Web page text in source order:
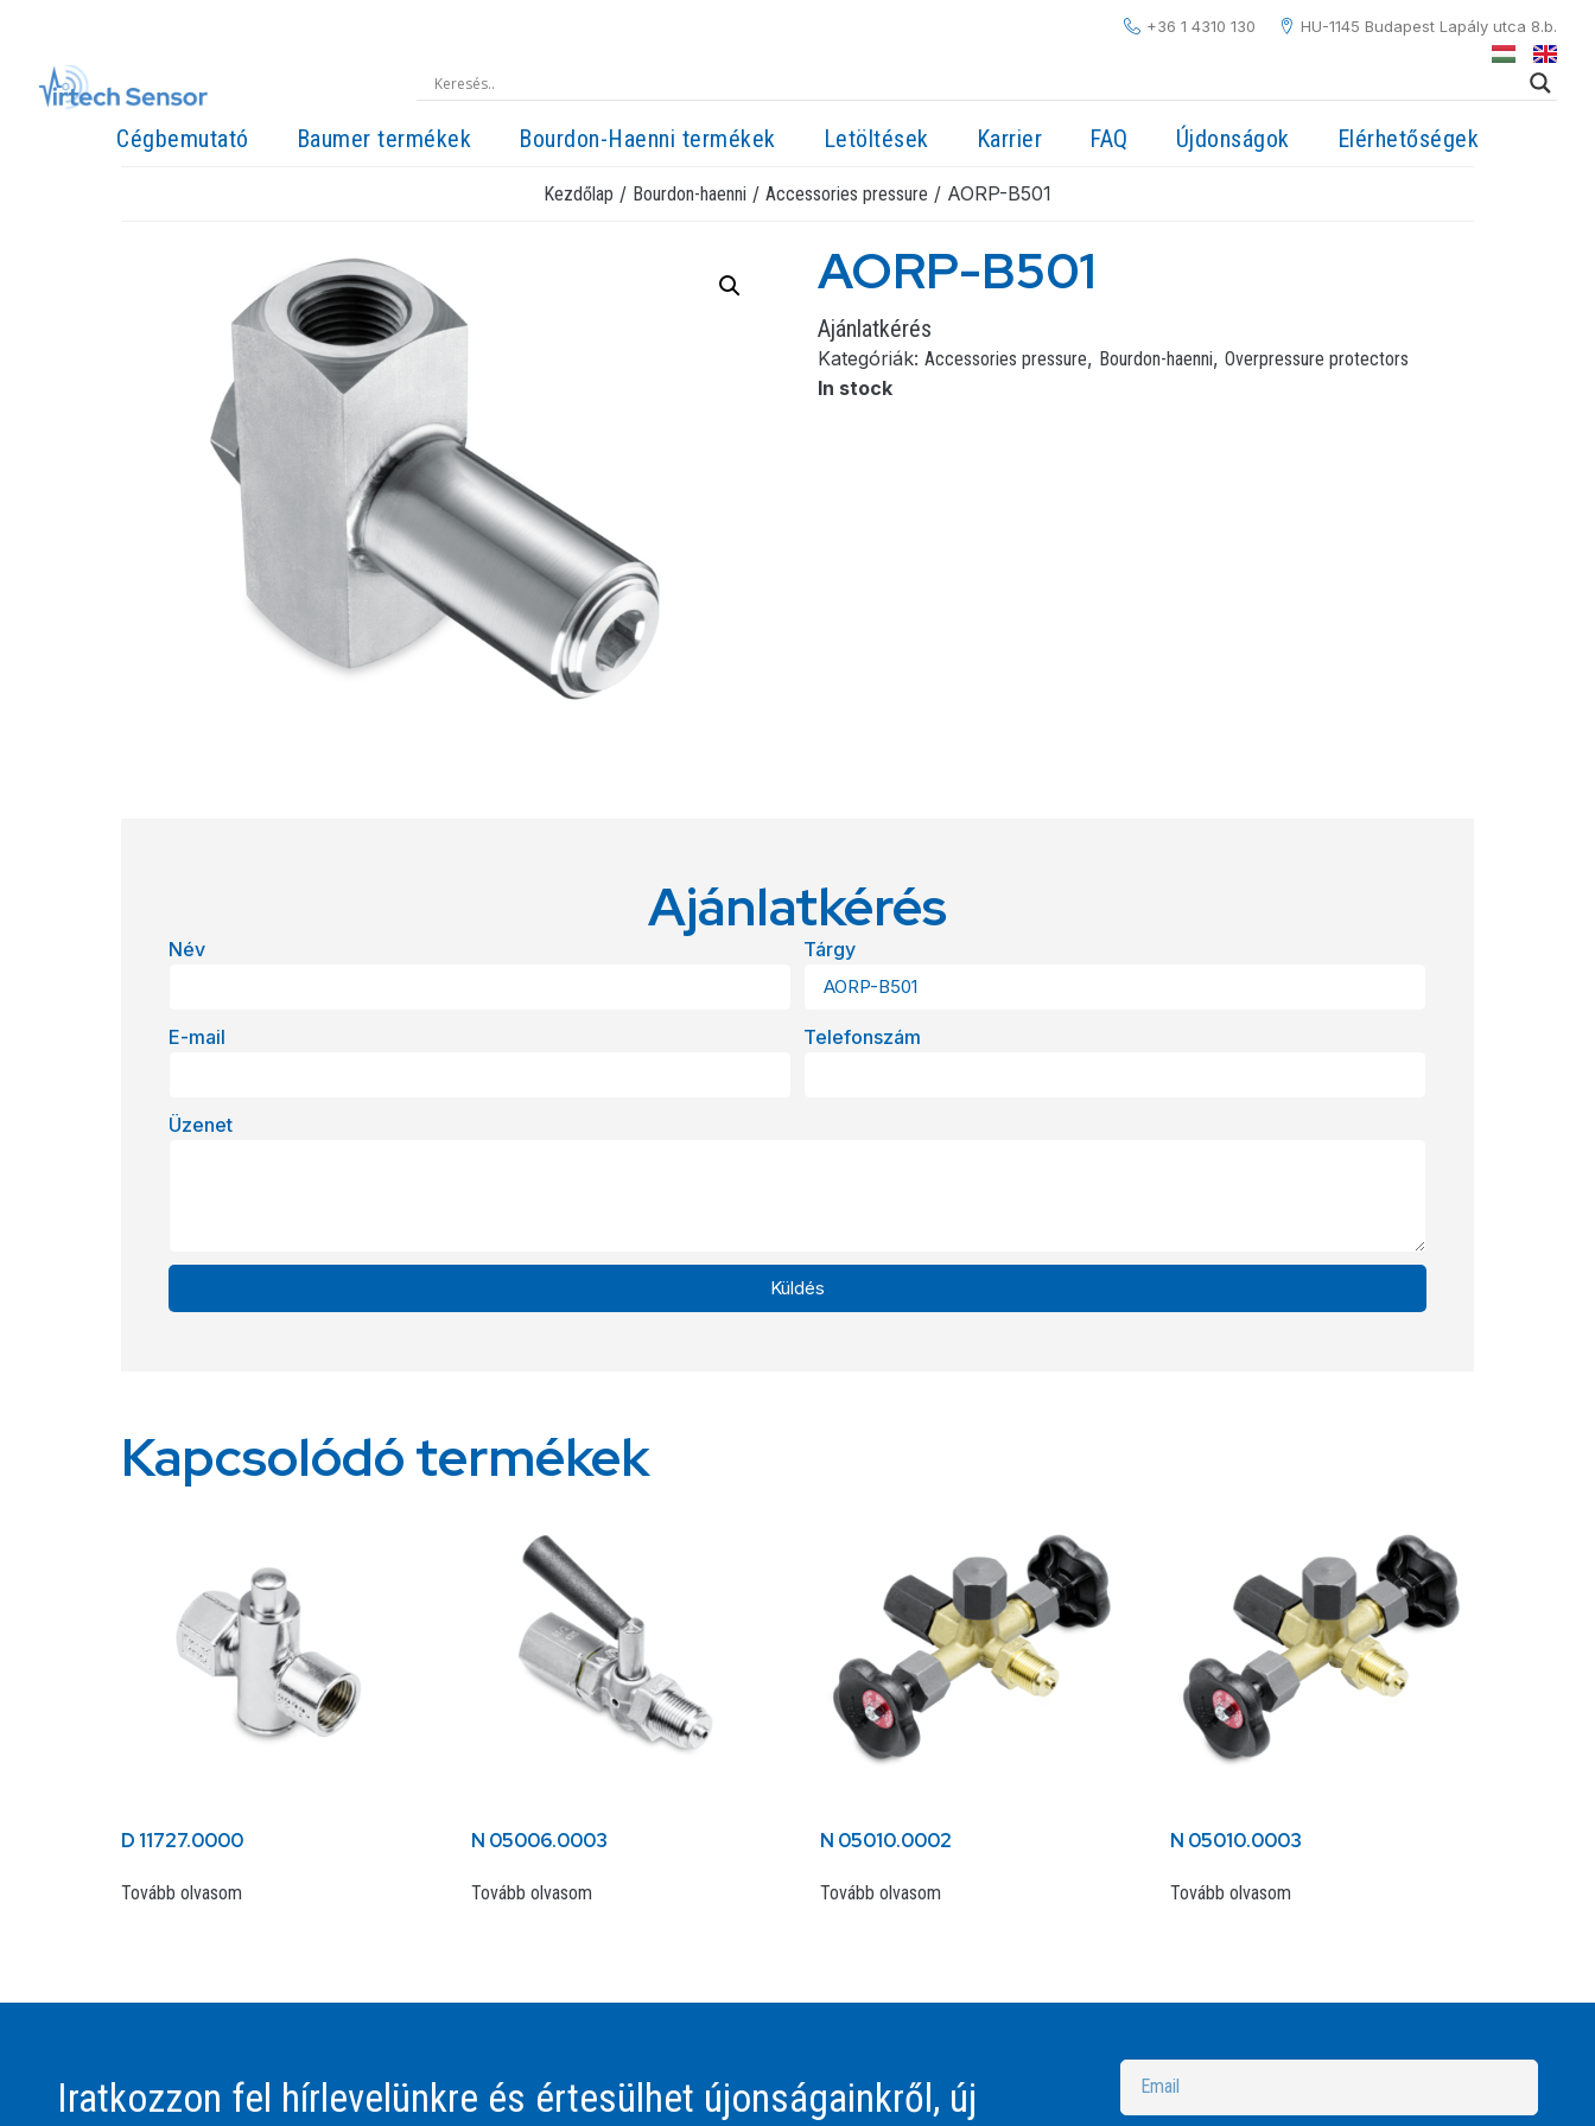
+36 1 4310 130 HU-1145 Budapest Lapály utca 8.b.
Cégbemutató Baumer termékek Bourdon-Haenni termékek Letöltések Karrier FAQ Újdonságok Elérhetőségek
Kezdőlap / Bourdon-haenni / Accessories pressure / AORP-B501
AORP-B501
Ajánlatkérés
Kategóriák:Accessories pressure, Bourdon-haenni,Overpressure protectors
In stock
Ajánlatkérés
Név Tárgy
E-mail Telefonszám
Üzenet
Küldés
Kapcsolódó termékek
D 11727.0000
Tovább olvasom
N 05006.0003
Tovább olvasom
N 05010.0002
Tovább olvasom
N 05010.0003
Tovább olvasom
Iratkozzon fel hírlevelünkre és értesülhet újonságainkről, új